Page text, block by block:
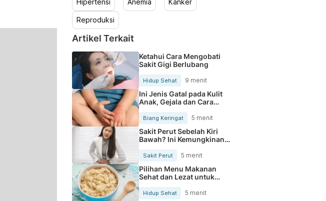
Hipertensi Anemia Kanker
Reproduksi
Artikel Terkait
Ketahui Cara Mengobati
Sakit Gigi Berlubang
Hidup Sehat 9 menit
Ini Jenis Gatal pada Kulit
Anak, Gejala dan Cara
Mengobatinya
Biang Keringat 5 menit
Sakit Perut Sebelah Kiri
Bawah? Ini Kemungkinan
Sakit Perut 5 menit
Pilihan Menu Makanan
Sehat dan Lezat untuk
Mengurangi Kolesterol
Hidup Sehat 5 menit